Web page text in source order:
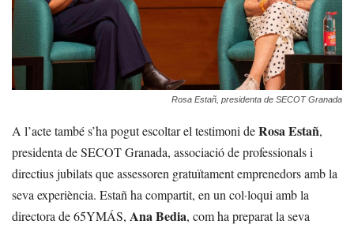
Rosa Estañ, presidenta de SECOT Granada
A l’acte també s’ha pogut escoltar el testimoni deRosa Estañ,
presidenta de SECOT Granada, associació de professionals i
directius jubilats que assessoren gratuïtament emprenedors amb la
seva experiència. Estañ ha compartit, en un col·loqui amb la
directora de 65YMÁS, Ana Bedia, com ha preparat la seva